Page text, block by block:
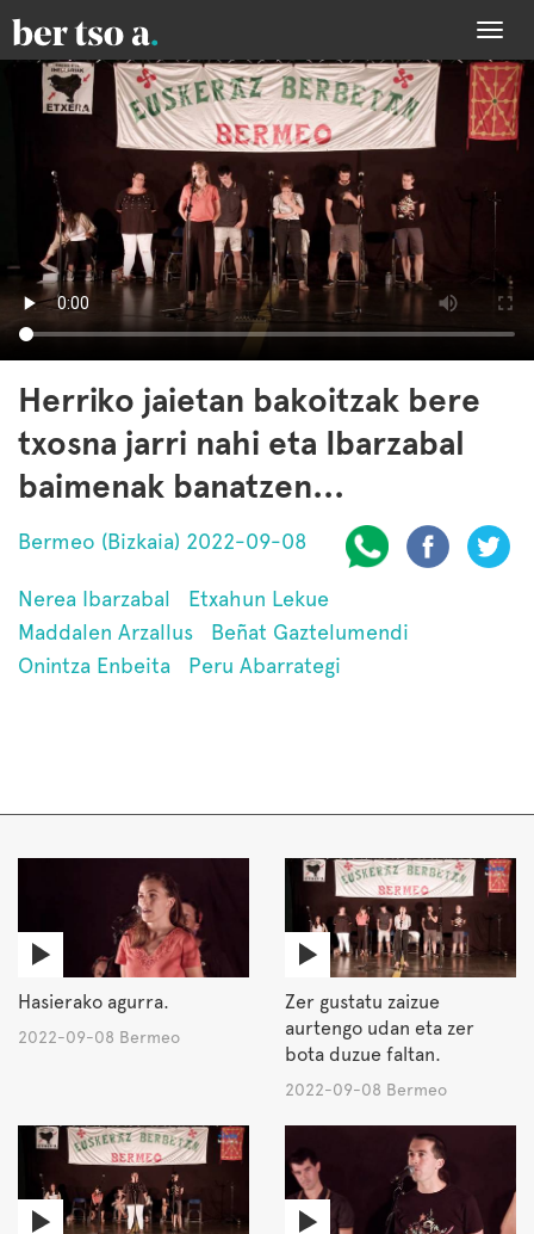
Herriko jaietan bakoitzak bere
txosna jarri nahi eta Ibarzabal
baimenak banatzen...
Bermeo (Bizkaia) 2022-09-08
Nerea Ibarzabal
Etxahun Lekue
Maddalen Arzallus
Beñat Gaztelumendi
Onintza Enbeita
Peru Abarrategi
Hasierako agurra.
2022-09-08 Bermeo
Zer gustatu zaizue
aurtengo udan eta zer
bota duzue faltan.
2022-09-08 Bermeo